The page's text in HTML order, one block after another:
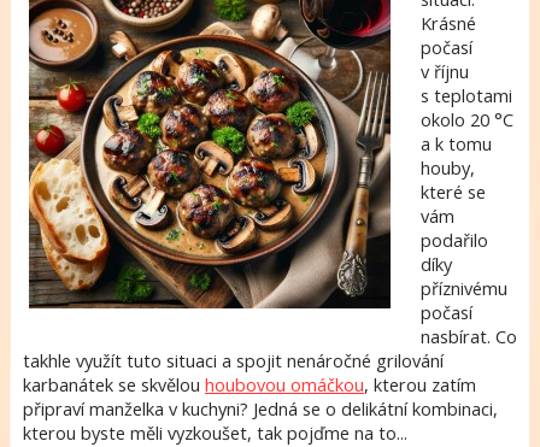
Krásné
počasí
v říjnu
s teplotami
okolo 20 °C
a k tomu
houby,
které se
vám
podařilo
díky
příznivému
počasí
nasbírat. Co
takhle využít tuto situaci a spojit nenáročné grilování
karbanátek se skvělou houbovou omáčkou, kterou zatím
připraví manželka v kuchyni? Jedná se o delikátní kombinaci,
kterou byste měli vyzkoušet, tak pojďme na to...